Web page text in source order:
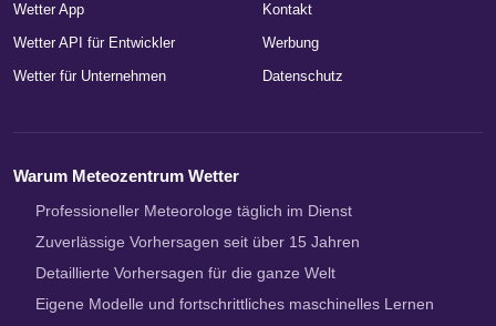
Wetter App
Wetter API für Entwickler
Wetter für Unternehmen
Kontakt
Werbung
Datenschutz
Warum Meteozentrum Wetter
Professioneller Meteorologe täglich im Dienst
Zuverlässige Vorhersagen seit über 15 Jahren
Detaillierte Vorhersagen für die ganze Welt
Eigene Modelle und fortschrittliches maschinelles Lernen